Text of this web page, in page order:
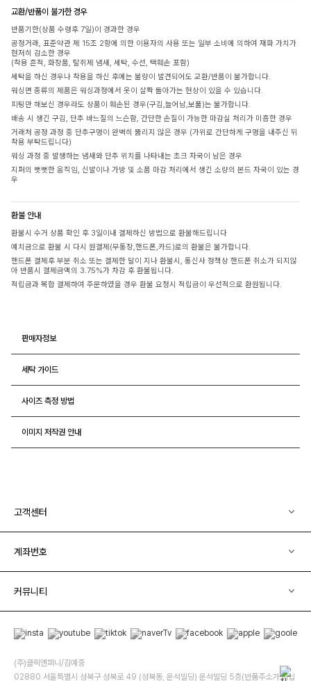
교환/반품이 불가한 경우
반품기한(상품 수령후 7일)이 경과한 경우
공정거래, 표준약관 제 15조 2항에 의한 이용자의 사용 또는 일부 소비에 의하여 재화 가치가
현저히 감소한 경우
(착용 흔적, 화장품, 탈취제 냄새, 세탁, 수선, 택훼손 포함)
세탁을 하신 경우나 착용을 하신 후에는 불량이 발견되어도 교환/반품이 불가합니다.
워싱면 종류의 제품은 워싱과정에서 옷이 살짝 돌아가는 현상이 있을 수 있습니다.
피팅만 해보신 경우라도 상품이 훼손된 경우(구김,늘어남,보풀)는 불가합니다.
배송 시 생긴 구김, 단추 바느질의 느슨함, 간단한 손질이 가능한 마감실 처리가 미흡한 경우
거래처 공정 과정 중 단추구멍이 완벽히 뚫리지 않은 경우 (가위로 간단하게 구멍을 내주신 뒤
착용 부탁드립니다)
워싱 과정 중 발생하는 냄새와 단추 위치를 나타내는 초크 자국이 남은 경우
지퍼의 뻣뻣한 움직임, 신발이나 가방 및 소품 마감 처리에서 생긴 소량의 본드 자국이 있는 경
우
환불 안내
환불시 수거 상품 확인 후 3일이내 결제하신 방법으로 환불해드립니다
예치금으로 환불 시 다시 원결제(무통장,핸드폰,카드)로의 환불은 불가합니다.
핸드폰 결제후 부분 취소 또는 결제한 달이 지나 환불시, 통신사 정책상 핸드폰 취소가 되지않
아 반품시 결제금액의 3.75%가 차감 후 환불됩니다.
적립금과 복합 결제하여 주문하였을 경우 환불 요청시 적립금이 우선적으로 환원됩니다.
판매자정보
세탁 가이드
사이즈 측정 방법
이미지 저작권 안내
고객센터
계좌번호
커뮤니티
(주)클릭앤퍼니/김예중
02880 서울특별시 성북구 성북로 49 (성북동, 운석빌딩) 운석빌딩 5층(반품주소가 아닙